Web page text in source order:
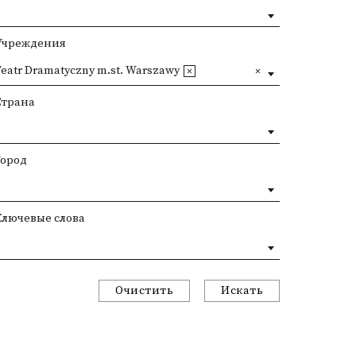
Dramatyczny m.st. Warszawy
слова
Очистить Искать